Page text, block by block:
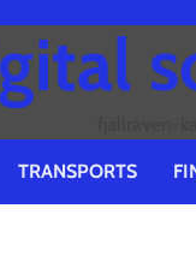
TRANSPORTS